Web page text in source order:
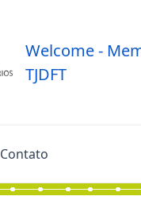
Welcome -
TJDFT
Contato